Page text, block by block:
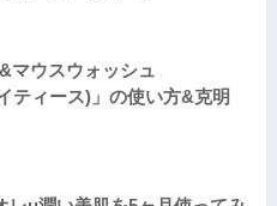
マウスウォッシュ
ティース)」の使い方&克明